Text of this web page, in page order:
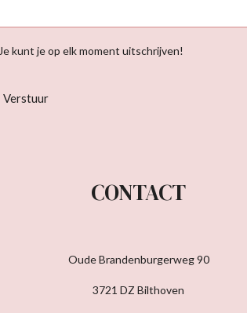
Je kunt je op elk moment uitschrijven!
Verstuur
CONTACT
Oude Brandenburgerweg 90
3721 DZ Bilthoven